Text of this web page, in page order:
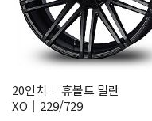
20인치│ 휴볼트 밀란
XO│229/729